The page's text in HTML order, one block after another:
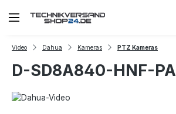
Zum Hauptinhalt springen
Video Dahua Kameras PTZ Kameras
D-SD8A840-HNF-PA